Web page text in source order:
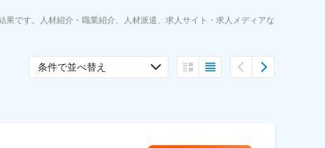
です。人材紹介・職業紹介、人材派遣、求人サイト・求人メディアな
条件で並べ替え